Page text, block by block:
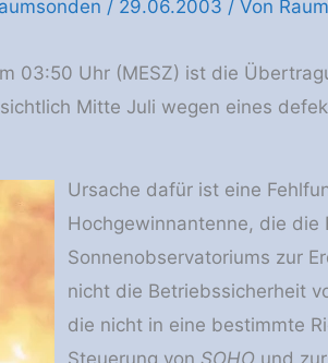
/ 29.06.2003 / Von
03:50 Uhr (MESZ) ist die
Mitte Juli wegen eines
Ursache dafür ist eine
Hochgewinnantenne, die
Sonnenobservatoriums zur
nicht die Betriebssicherheit
die nicht in eine bestimmte
Steuerung von SOHO und